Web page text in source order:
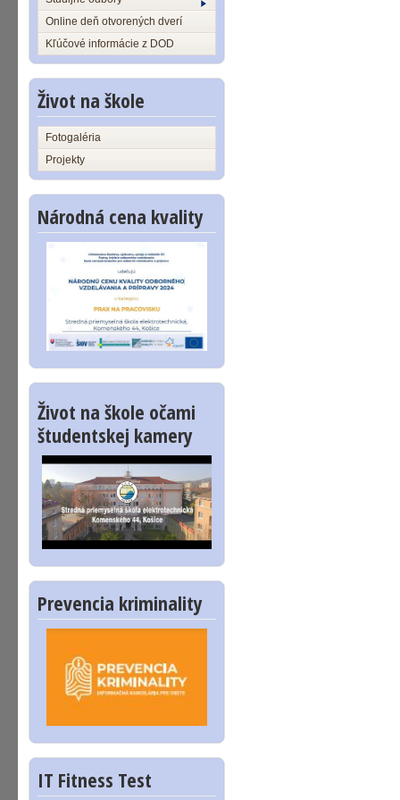
Online deň otvorených dverí
Kľúčové informácie z DOD
Život na škole
Fotogaléria
Projekty
Národná cena kvality
Život na škole očami
študentskej kamery
Prevencia kriminality
IT Fitness Test